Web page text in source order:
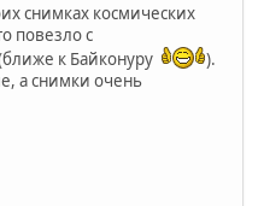
снимках космических
повезло с
к Байконуру
).
а снимки очень